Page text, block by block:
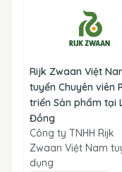
Rijk Zwaan Việt
tuyển Chuyên viên
triển Sản phẩm tại
Đồng
Công ty TNHH Rijk
Zwaan Việt Nam
dụng